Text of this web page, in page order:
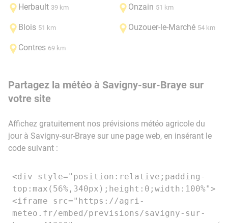
Herbault 39 km Onzain 51 km
Blois 51 km Ouzouer-le-Marché 54 km
Contres 69 km
Partagez la météo à Savigny-sur-Braye sur
votre site
Affichez gratuitement nos prévisions météo agricole du
jour à Savigny-sur-Braye sur une page web, en insérant le
code suivant :